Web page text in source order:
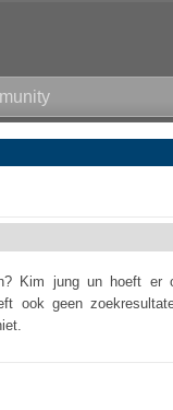
Kim jung un hoeft er
ook geen